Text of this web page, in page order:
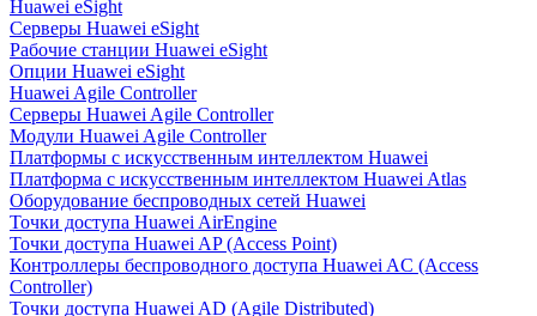
Huawei eSight
Серверы Huawei eSight
Рабочие станции Huawei eSight
Опции Huawei eSight
Huawei Agile Controller
Серверы Huawei Agile Controller
Модули Huawei Agile Controller
Платформы с искусственным интеллектом Huawei
Платформа с искусственным интеллектом Huawei Atlas
Оборудование беспроводных сетей Huawei
Точки доступа Huawei AirEngine
Точки доступа Huawei AP (Access Point)
Контроллеры беспроводного доступа Huawei AC (Access
Controller)
Точки доступа Huawei AD (Agile Distributed)